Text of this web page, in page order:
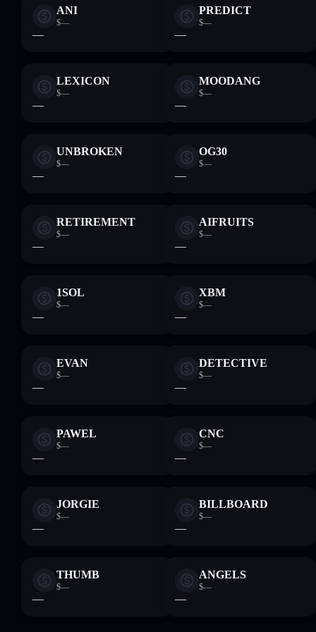
ANI
$—
—
PREDICT
$—
—
LEXICON
$—
—
MOODANG
$—
—
UNBROKEN
$—
—
OG30
$—
—
RETIREMENT
$—
—
AIFRUITS
$—
—
1SOL
$—
—
XBM
$—
—
EVAN
$—
—
DETECTIVE
$—
—
PAWEL
$—
—
CNC
$—
—
JORGIE
$—
—
BILLBOARD
$—
—
THUMB
$—
—
ANGELS
$—
—